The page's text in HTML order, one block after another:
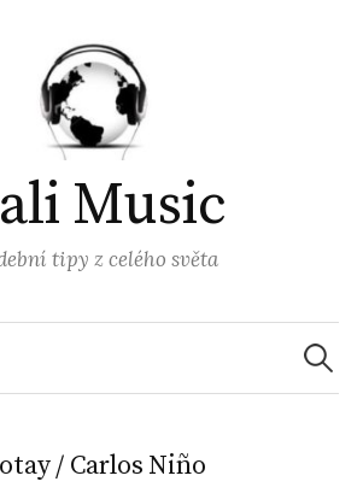
Music
tipy z celého světa
/ Carlos Niño